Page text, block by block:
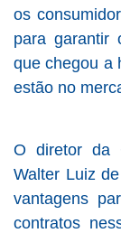
os
para garantir
que chegou a
estão no
O diretor da
Walter Luiz
vantagens
contratos